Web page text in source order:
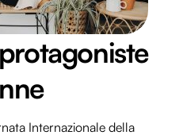
fornito loro o che hanno
servizi.
Internazionale della